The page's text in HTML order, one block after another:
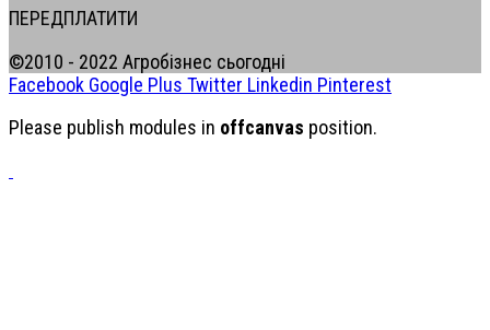
ПЕРЕДПЛАТИТИ
©2010 - 2022 Агробізнес сьогодні
Facebook Google Plus Twitter Linkedin Pinterest
Please publish modules in offcanvas position.